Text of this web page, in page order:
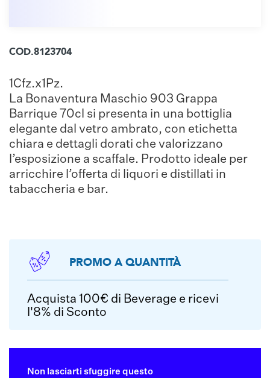
COD.8123704
1Cfz.x1Pz.
La Bonaventura Maschio 903 Grappa
Barrique 70cl si presenta in una bottiglia
elegante dal vetro ambrato, con etichetta
chiara e dettagli dorati che valorizzano
l’esposizione a scaffale. Prodotto ideale per
arricchire l’offerta di liquori e distillati in
tabaccheria e bar.
PROMO A QUANTITÀ
Acquista 100€ di Beverage e ricevi
l'8% di Sconto
Non lasciarti sfuggire questo